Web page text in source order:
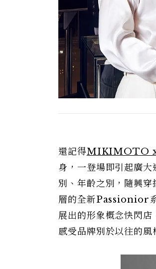
還記得MIKIMOTO x
身，一登場即引起廣
別、年齡之別，隨興
層的全新Passionior
展出的形象概念快閃
感受品牌別於以往的風